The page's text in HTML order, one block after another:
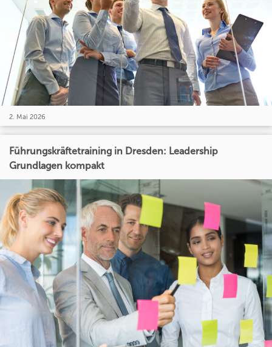
2. Mai 2026
Führungskräftetraining in Dresden: Leadership
Grundlagen kompakt